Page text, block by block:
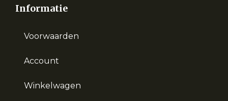
Informatie
Voorwaarden
Account
Winkelwagen